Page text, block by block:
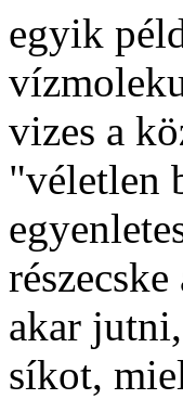
egyik
vizes a
"véletlen
akar
síkot,